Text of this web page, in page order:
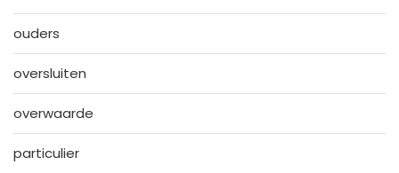
ouders
oversluiten
overwaarde
particulier